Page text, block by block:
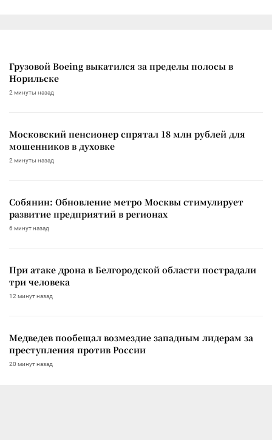
Грузовой Boeing выкатился за пределы полосы в
Норильске
2 минуты назад
Московский пенсионер спрятал 18 млн рублей для
мошенников в духовке
2 минуты назад
Собянин: Обновление метро Москвы стимулирует
развитие предприятий в регионах
6 минут назад
При атаке дрона в Белгородской области пострадали
три человека
12 минут назад
Медведев пообещал возмездие западным лидерам за
преступления против России
20 минут назад